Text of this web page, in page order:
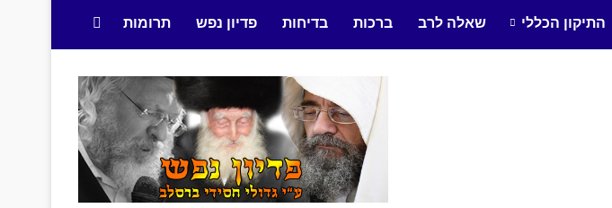
התיקון הכללי שאלה לרב ברכות בדיחות פדיון נפש תרומות